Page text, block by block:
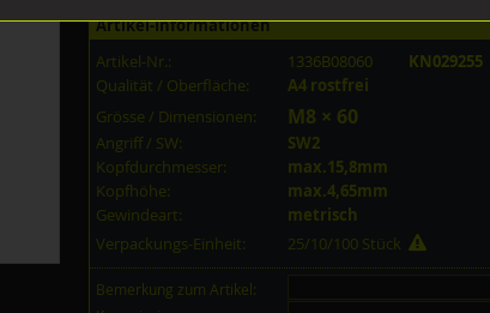
Artikel-Informationen
Artikel-Nr.:
1336B08060
KN029255
Qualität / Oberfläche:
A4 rostfrei
Grösse / Dimensionen:
M8 × 60
Angriff / SW:
SW2
Kopfdurchmesser:
max.15,8mm
Kopfhöhe:
max.4,65mm
Gewindeart:
metrisch
Verpackungs-Einheit:
25/10/100 Stück
Bemerkung zum Artikel: